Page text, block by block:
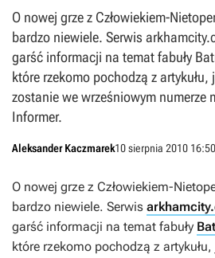
O nowej grze z Człowiekiem-
bardzo niewiele. Serwis
garść informacji na temat fabuły
które rzekomo pochodzą z
zostanie we wrześniowym numerze
Informer.
Aleksander Kaczmarek10 sierpnia 2010 16:50
O nowej grze z Człowiekiem-
bardzo niewiele. Serwis
garść informacji na temat fabuły
które rzekomo pochodzą z